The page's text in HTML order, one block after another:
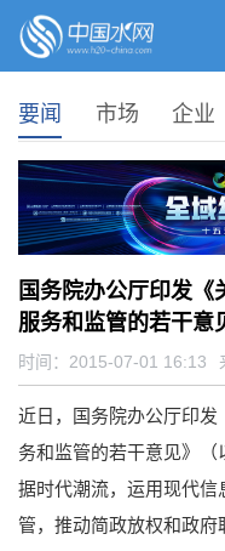
要闻 市场 企业
国务院办公厅印发《
服务和监管的若干意
时间：2015-07-01 16:13
近日，国务院办公厅印
务和监管的若干意见》
据时代潮流，运用现代
管，推动简政放权和政府